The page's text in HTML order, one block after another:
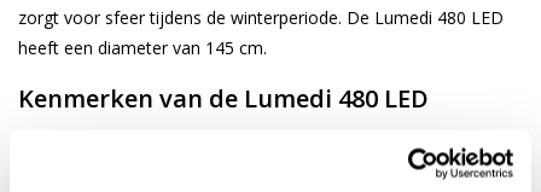
zorgt voor sfeer tijdens de winterperiode. De Lumedi 480 LED
heeft een diameter van 145 cm.
Kenmerken van de Lumedi 480 LED
De Lumedi 480 LED is voorzien van 480 energiezuinige led-
lampjes. De ledverlichting geeft warm wit licht (2450K). De